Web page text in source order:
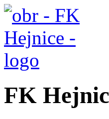
FK